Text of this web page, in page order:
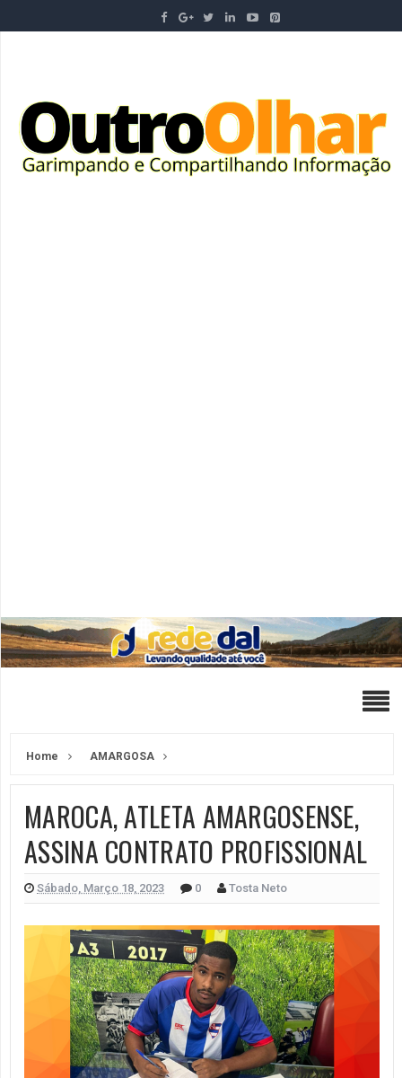
Home AMARGOSA
MAROCA, ATLETA AMARGOSENSE,
ASSINA CONTRATO PROFISSIONAL
Sábado, Março 18, 2023 0 Tosta Neto